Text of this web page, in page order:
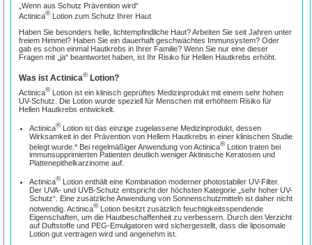
„Wenn aus Schutz Prävention wird“
Actinica®Lotion zum Schutz Ihrer Haut
Haben Sie besonders helle, lichtempfindliche Haut? Arbeiten Sie seit Jahren unter
freiem Himmel? Haben Sie ein dauerhaft geschwächtes Immunsystem? Oder
gab es schon einmal Hautkrebs in Ihrer Familie? Wenn Sie nur eine dieser
Fragen mit „ja“ beantwortet haben, ist Ihr Risiko für Hellen Hautkrebs erhöht.
Was ist Actinica®Lotion?
Actinica®Lotion ist ein klinisch geprüftes Medizinprodukt mit einem sehr hohen
UV-Schutz. Die Lotion wurde speziell für Menschen mit erhöhtem Risiko für
Hellen Hautkrebs entwickelt.
Actinica®Lotion ist das einzige zugelassene Medizinprodukt, dessen
Wirksamkeit in der Prävention von Hellem Hautkrebs in einer klinischen Studie
belegt wurde.* Bei regelmäßiger Anwendung von Actinica®Lotion traten bei
immunsupprimierten Patienten deutlich weniger Aktinische Keratosen und
Plattenepithelkarzinome auf.
Actinica®Lotion enthält eine Kombination moderner photostabiler UV-Filter.
Der UVA- und UVB-Schutz entspricht der höchsten Kategorie „sehr hoher UV-
Schutz“. Eine zusätzliche Anwendung von Sonnenschutzmitteln ist daher nicht
notwendig. Actinica®Lotion besitzt zusätzlich feuchtigkeitsspendende
Eigenschaften, um die Hautbeschaffenheit zu verbessern. Durch den Verzicht
auf Duftstoffe und PEG-Emulgatoren wird sichergestellt, dass die liposomale
Lotion gut vertragen wird und angenehm ist.